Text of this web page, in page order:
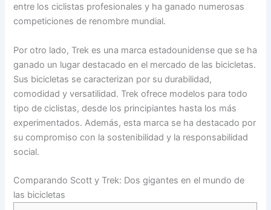
entre los ciclistas profesionales y ha ganado numerosas
competiciones de renombre mundial.
Por otro lado, Trek es una marca estadounidense que se ha
ganado un lugar destacado en el mercado de las bicicletas.
Sus bicicletas se caracterizan por su durabilidad,
comodidad y versatilidad. Trek ofrece modelos para todo
tipo de ciclistas, desde los principiantes hasta los más
experimentados. Además, esta marca se ha destacado por
su compromiso con la sostenibilidad y la responsabilidad
social.
Comparando Scott y Trek: Dos gigantes en el mundo de
las bicicletas